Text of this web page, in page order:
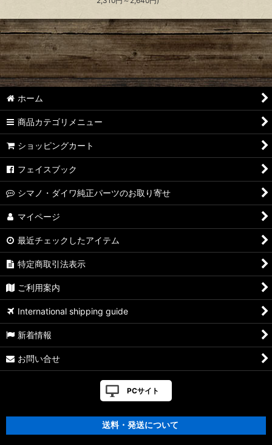
ホーム
商品カテゴリメニュー
ショッピングカート
フェイスブック
シマノ・ダイワ純正パーツのお取り寄せ
マイページ
最近チェックしたアイテム
特定商取引法表示
ご利用案内
International shipping guide
新着情報
お問い合せ
PCサイト
送料・発送について